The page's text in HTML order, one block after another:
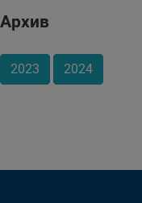
Архив
2023 2024